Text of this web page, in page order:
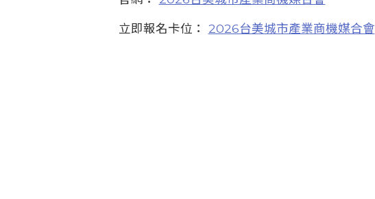
立即報名卡位： 2026台美城市產業商機媒合會